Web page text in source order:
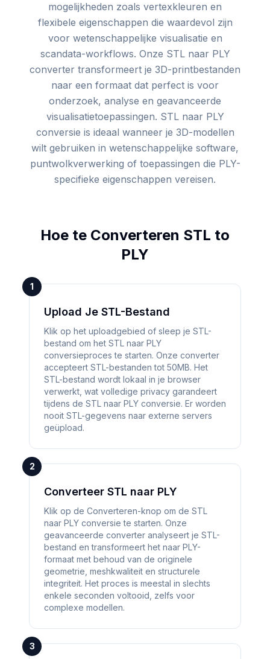
mogelijkheden zoals vertexkleuren en
flexibele eigenschappen die waardevol zijn
voor wetenschappelijke visualisatie en
scandata-workflows. Onze STL naar PLY
converter transformeert je 3D-printbestanden
naar een formaat dat perfect is voor
onderzoek, analyse en geavanceerde
visualisatietoepassingen. STL naar PLY
conversie is ideaal wanneer je 3D-modellen
wilt gebruiken in wetenschappelijke software,
puntwolkverwerking of toepassingen die PLY-
specifieke eigenschappen vereisen.
Hoe te Converteren STL to
PLY
1
Upload Je STL-Bestand
Klik op het uploadgebied of sleep je STL-
bestand om het STL naar PLY
conversieproces te starten. Onze converter
accepteert STL-bestanden tot 50MB. Het
STL-bestand wordt lokaal in je browser
verwerkt, wat volledige privacy garandeert
tijdens de STL naar PLY conversie. Er worden
nooit STL-gegevens naar externe servers
geüpload.
2
Converteer STL naar PLY
Klik op de Converteren-knop om de STL
naar PLY conversie te starten. Onze
geavanceerde converter analyseert je STL-
bestand en transformeert het naar PLY-
formaat met behoud van de originele
geometrie, meshkwaliteit en structurele
integriteit. Het proces is meestal in slechts
enkele seconden voltooid, zelfs voor
complexe modellen.
3